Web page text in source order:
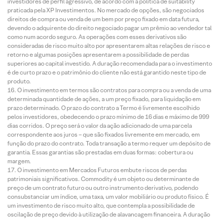
praticada pela XP Investimentos. No mercado de opções, são negociados
direitos de compra ou venda de um bem por preço fixado em data futura,
devendo o adquirente do direito negociado pagar um prêmio ao vendedor tal
como num acordo seguro. As operações com esses derivativos são
consideradas de risco muito alto por apresentarem altas relações de risco e
retorno e algumas posições apresentarem a possibilidade de perdas
superiores ao capital investido. A duração recomendada para o investimento
é de curto prazo e o patrimônio do cliente não está garantido neste tipo de
produto.
O investimento em termos são contratos para compra ou a venda de uma
determinada quantidade de ações, a um preço fixado, para liquidação em
prazo determinado. O prazo do contrato a Termo é livremente escolhido
pelos investidores, obedecendo o prazo mínimo de 16 dias e máximo de 999
dias corridos. O preço será o valor da ação adicionado de uma parcela
correspondente aos juros – que são fixados livremente em mercado, em
função do prazo do contrato. Toda transação a termo requer um depósito de
garantia. Essas garantias são prestadas em duas formas: cobertura ou
margem.
O investimento em Mercados Futuros embute riscos de perdas
patrimoniais significativos. Commodity é um objeto ou determinante de
preço de um contrato futuro ou outro instrumento derivativo, podendo
consubstanciar um índice, uma taxa, um valor mobiliário ou produto físico. É
um investimento de risco muito alto, que contempla a possibilidade de
oscilação de preço devido à utilização de alavancagem financeira. A duração